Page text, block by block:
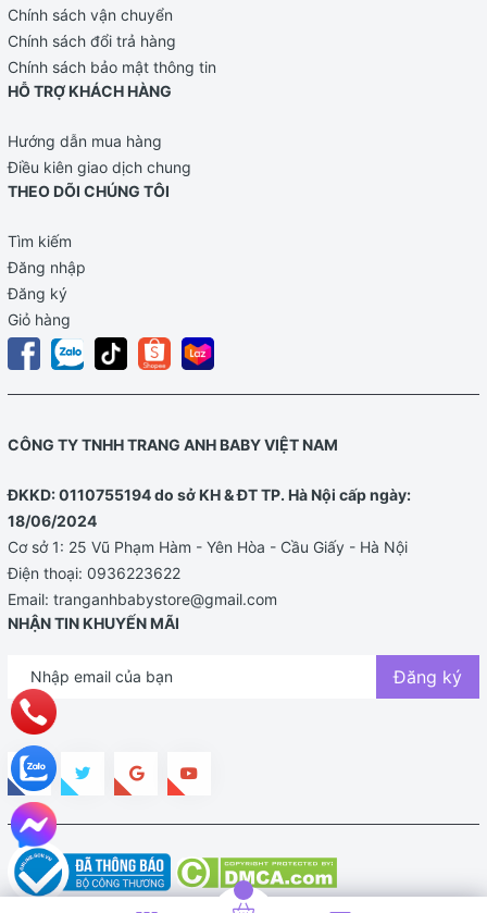
Chính sách vận chuyển
Chính sách đổi trả hàng
Chính sách bảo mật thông tin
HỖ TRỢ KHÁCH HÀNG
Hướng dẫn mua hàng
Điều kiên giao dịch chung
THEO DÕI CHÚNG TÔI
Tìm kiếm
Đăng nhập
Đăng ký
Giỏ hàng
CÔNG TY TNHH TRANG ANH BABY VIỆT NAM
ĐKKD: 0110755194 do sở KH & ĐT TP. Hà Nội cấp ngày:
18/06/2024
Cơ sở 1: 25 Vũ Phạm Hàm - Yên Hòa - Cầu Giấy - Hà Nội
Điện thoại: 0936223622
Email: tranganhbabystore@gmail.com
NHẬN TIN KHUYẾN MÃI
Đăng ký